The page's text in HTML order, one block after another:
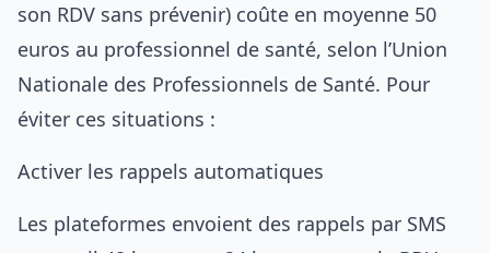
son RDV sans prévenir) coûte en moyenne 50
euros au professionnel de santé, selon l’Union
Nationale des Professionnels de Santé. Pour
éviter ces situations :
Activer les rappels automatiques
Les plateformes envoient des rappels par SMS